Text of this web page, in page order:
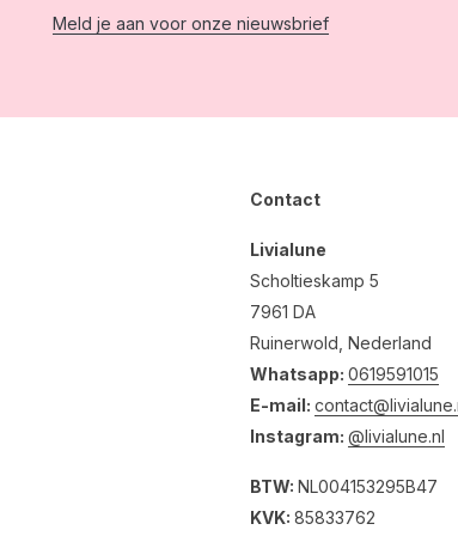
Meld je aan voor onze nieuwsbrief
Contact
Livialune
Scholtieskamp 5
7961 DA
Ruinerwold, Nederland
Whatsapp: 0619591015
E-mail:
Instagram: @livialune.nl
BTW: NL004153295B47
KVK: 85833762